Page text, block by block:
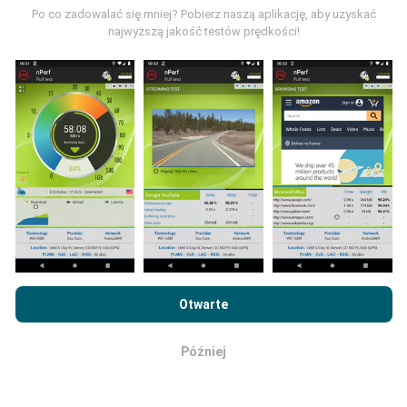
bezpośrednio w terenie. Jeśli chcesz się
zaangażować, wystarczy pobrać aplikację nPerf na
smartfona.Im więcej danych, tym bardziej dokładne
będą mapy!
Jak przeprowadzane są
aktualizacje?
Mapy zasięgu sieci są co godzinę automatycznie
aktualizowane przez bota. Mapy prędkości są
aktualizowaneco 15 minut. Dane są wyświetlane
usuwane z map raz w miesiącu.
Po co zadowalać się mniej? Pobierz naszą aplikację, aby uzyskać
najwyższą jakość testów prędkości!
Otwarte
Później
Politykę prywatności i plików cookie
licencyjną użytkownika końcowegotestu nPerf.
OK